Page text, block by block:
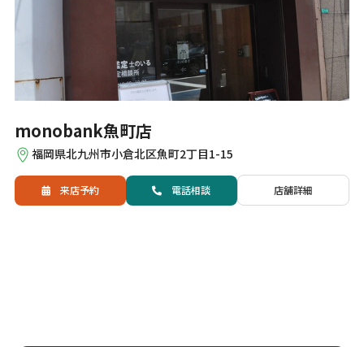
monobank魚町店
福岡県北九州市小倉北区魚町2丁目1-15
来店予約 電話相談 店舗詳細